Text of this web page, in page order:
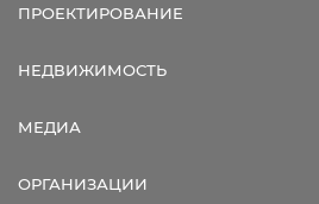
ПРОЕКТИРОВАНИЕ
НЕДВИЖИМОСТЬ
МЕДИА
ОРГАНИЗАЦИИ